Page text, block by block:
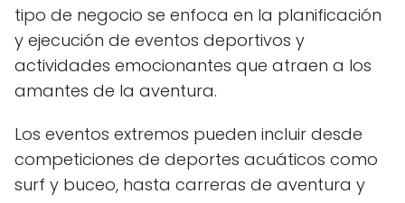
tipo de negocio se enfoca en la planificación
y ejecución de eventos deportivos y
actividades emocionantes que atraen a los
amantes de la aventura.
Los eventos extremos pueden incluir desde
competiciones de deportes acuáticos como
surf y buceo, hasta carreras de aventura y